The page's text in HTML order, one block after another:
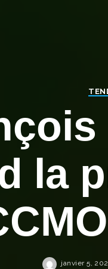
la
janvier 5,